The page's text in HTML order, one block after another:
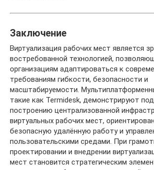
Заключение
Виртуализация рабочих мест является
востребованной технологией,
организациям адаптироваться к
требованиям гибкости, безопасности и
масштабируемости.
такие как Termidesk, демонстрируют
построению централизованной
виртуальных рабочих мест,
безопасную удалённую работу и
пользовательскими средами. При
проектировании и внедрении
мест становится стратегическим